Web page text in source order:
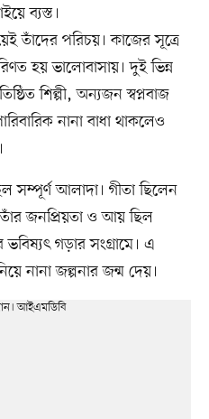
ব্যস্ত।
তাঁদের পরিচয়। কাজের সূত্রে
হয় ভালোবাসায়। দুই ভিন্ন
শিল্পী, অন্যজন স্বপ্নবাজ
নানা বাধা থাকলেও
সম্পূর্ণ আলাদা। গীতা ছিলেন
তাঁর জনপ্রিয়তা ও আয় ছিল
গড়ার সংগ্রামে। এ
নানা জল্পনার জন্ম দেয়।